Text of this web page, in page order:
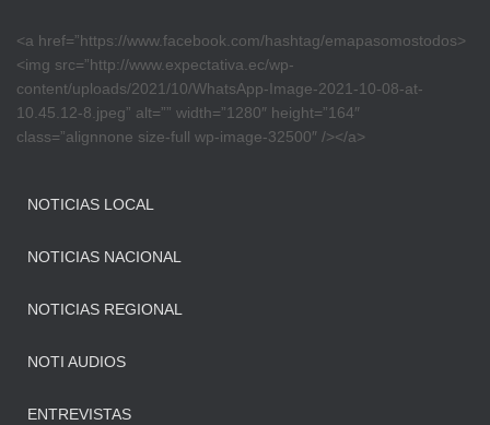
<a href=”https://www.facebook.com/hashtag/emapasomostodos>
<img src=”http://www.expectativa.ec/wp-
content/uploads/2021/10/WhatsApp-Image-2021-10-08-at-
10.45.12-8.jpeg” alt=”” width=”1280″ height=”164″
class=”alignnone size-full wp-image-32500″ /></a>
NOTICIAS LOCAL
NOTICIAS NACIONAL
NOTICIAS REGIONAL
NOTI AUDIOS
ENTREVISTAS